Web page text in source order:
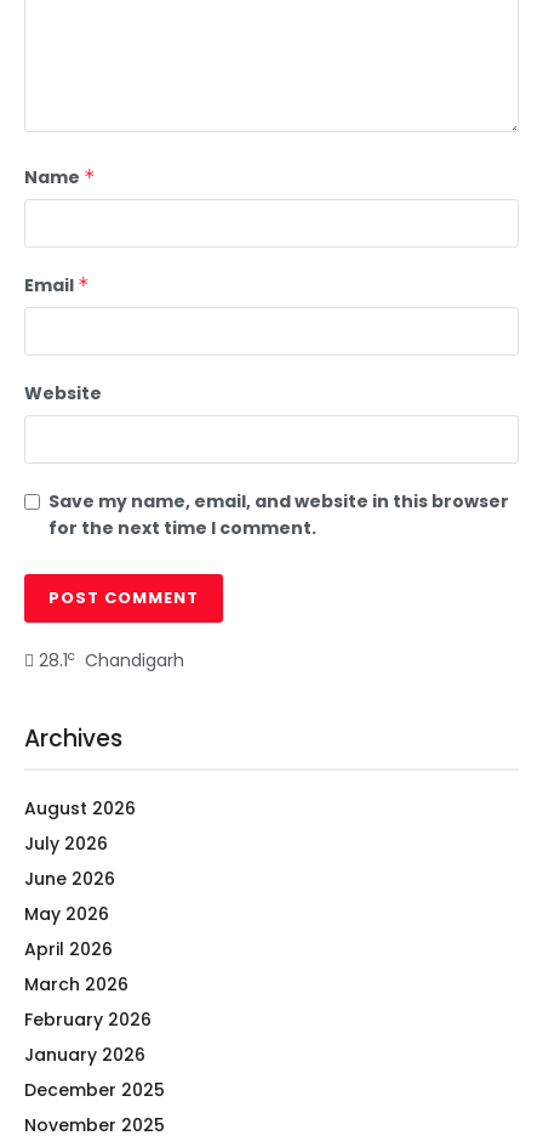
Name *
Email *
Website
Save my name, email, and website in this browser
for the next time I comment.
28.1c Chandigarh
Archives
August 2026
July 2026
June 2026
May 2026
April 2026
March 2026
February 2026
January 2026
December 2025
November 2025